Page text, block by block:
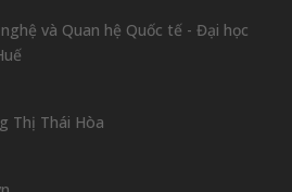
và Quan hệ Quốc tế - Đại học
Thị Thái Hòa